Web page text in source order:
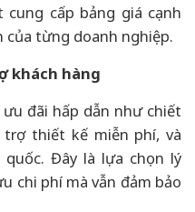
cấp bảng giá cạnh
của từng doanh nghiệp.
khách hàng
đãi hấp dẫn như chiết
thiết kế miễn phí, và
Đây là lựa chọn lý
chi phí mà vẫn đảm bảo